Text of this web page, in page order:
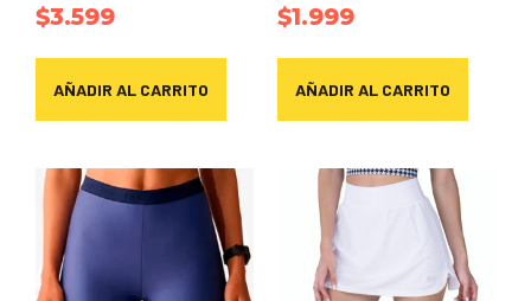
$3.599
AÑADIR AL CARRITO
$1.999
AÑADIR AL CARRITO